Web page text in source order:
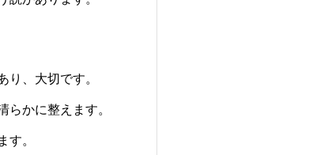
り、大切です。
らかに整えます。
す。